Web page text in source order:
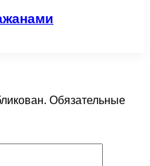
Обязательные